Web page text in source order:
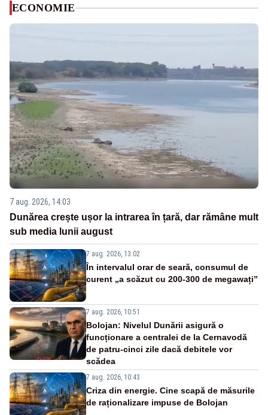
ECONOMIE
7 aug. 2026, 14:03
Dunărea crește ușor la intrarea în țară, dar rămâne mult
sub media lunii august
7 aug. 2026, 13:02
În intervalul orar de seară, consumul de
curent „a scăzut cu 200-300 de megawați”
7 aug. 2026, 10:51
Bolojan: Nivelul Dunării asigură o
funcționare a centralei de la Cernavodă
de patru-cinci zile dacă debitele vor
scădea
7 aug. 2026, 10:43
Criza din energie. Cine scapă de măsurile
de raționalizare impuse de Bolojan